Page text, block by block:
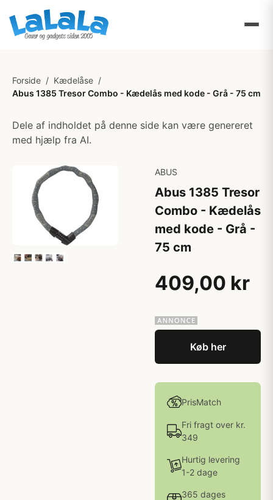
Forside / Kædelåse /
Abus 1385 Tresor Combo - Kædelås med kode - Grå - 75 cm
Dele af indholdet på denne side kan være genereret
med hjælp fra AI.
ABUS
Abus 1385 Tresor
Combo - Kædelås
med kode - Grå -
75 cm
409,00 kr
Køb her
PrisMatch
Fri fragt over kr.
349
Hurtig levering
1-2 dage
365 dages